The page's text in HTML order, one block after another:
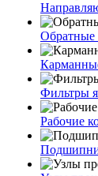
Обратные
Фильтры
Рабочие